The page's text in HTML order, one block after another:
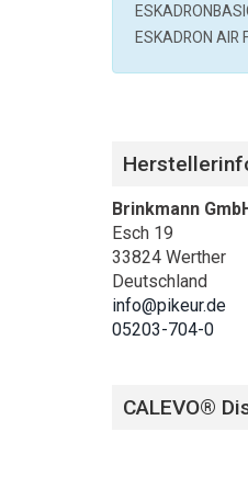
ESKADRON AIR
Brinkmann
Esch 19
33824 Werther
Deutschland
info@pikeur.de
05203-704-0
CALEVO®